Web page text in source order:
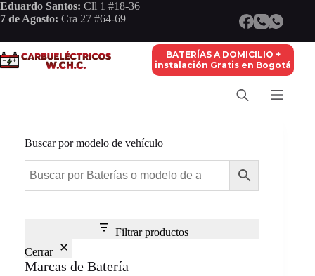
Saltar
al
Eduardo Santos: Cll 1 #18-36
7 de Agosto: Cra 27 #64-69
BATERÍAS A DOMICILIO +
instalación Gratis en Bogotá
Buscar por modelo de vehículo
Filtrar productos
Cerrar
Marcas de Batería